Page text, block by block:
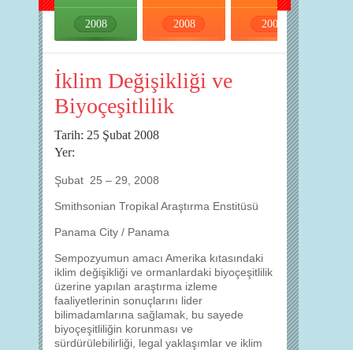
2008 2008 2008
İklim Değişikliği ve
Biyoçeşitlilik
Tarih: 25 Şubat 2008
Yer:
Şubat 25 – 29, 2008
Smithsonian Tropikal Araştırma Enstitüsü
Panama City / Panama
Sempozyumun amacı Amerika kıtasındaki
iklim değişikliği ve ormanlardaki biyoçeşitlilik
üzerine yapılan araştırma izleme
faaliyetlerinin sonuçlarını lider
bilimadamlarına sağlamak, bu sayede
biyoçeşitliliğin korunması ve
sürdürülebilirliği, legal yaklaşımlar ve iklim